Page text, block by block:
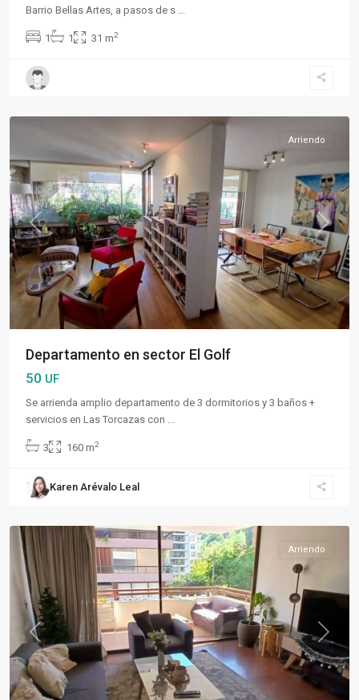
Barrio Bellas Artes, a pasos de s
1 1 31 m2
Las
Condes
Previous Next
Arriendo
Departamento en sector El Golf
50 UF
Se arrienda amplio departamento de 3 dormitorios y 3 baños +
servicios en Las Torcazas con
3 160 m2
Karen Arévalo Leal
Condes,
Previous Next
Arriendo